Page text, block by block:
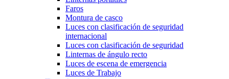
Faros
Montura de casco
Luces con clasificación de seguridad
internacional
Luces con clasificación de seguridad
Linternas de ángulo recto
Luces de escena de emergencia
Luces de Trabajo